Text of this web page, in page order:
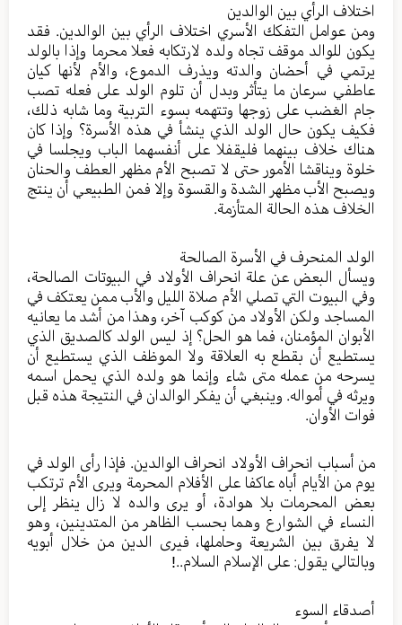
اختلاف الرأي بين الوالدين
ومن عوامل التفكك الأسري اختلاف الرأي بين الوالدين. فقد
يكون للوالد موقف تجاه ولده لارتكابه فعلا محرما وإذا بالولد
يرتمي في أحضان والدته ويذرف الدموع، والأم لأنها كيان
عاطفي سرعان ما يتأثر وبدل أن تلوم الولد على فعله تصب
جام الغضب على زوجها وتتهمه بسوء التربية وما شابه ذلك،
فكيف يكون حال الولد الذي ينشأ في هذه الأسرة؟ وإذا كان
هناك خلاف بينهما فليقفلا على أنفسهما الباب ويجلسا في
خلوة ويناقشا الأمور حتى لا تصبح الأم مظهر العطف والحنان
ويصبح الأب مظهر الشدة والقسوة وإلا فمن الطبيعي أن ينتج
الخلاف هذه الحالة المتأزمة.
الولد المنحرف في الأسرة الصالحة
ويسأل البعض عن علة انحراف الأولاد في البيوتات الصالحة،
وفي البيوت التي تصلي الأم صلاة الليل والأب ممن يعتكف في
المساجد ولكن الأولاد من كوكب آخر، وهذا من أشد ما يعانيه
الأبوان المؤمنان، فما هو الحل؟ إذ ليس الولد كالصديق الذي
يستطيع أن بقطع به العلاقة ولا الموظف الذي يستطيع أن
يسرحه من عمله متى شاء وإنما هو ولده الذي يحمل اسمه
ويرثه في أمواله. وينبغي أن يفكر الوالدان في النتيجة هذه قبل
فوات الأوان.
من أسباب انحراف الأولاد انحراف الوالدين. فإذا رأى الولد في
يوم من الأيام أباه عاكفا على الأفلام المحرمة ويرى الأم ترتكب
بعض المحرمات بلا هوادة، أو يرى والده لا زال ينظر إلى
النساء في الشوارع وهما بحسب الظاهر من المتدينين، وهو
لا يفرق بين الشريعة وحاملها، فيرى الدين من خلال أبويه
وبالتالي يقول: على الإسلام السلام..!
أصدقاء السوء